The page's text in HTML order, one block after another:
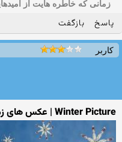
زمانی که خاطره هایت از
پاسخ بازگفت
کاربر
Winter Picture | عکس های زمستانی